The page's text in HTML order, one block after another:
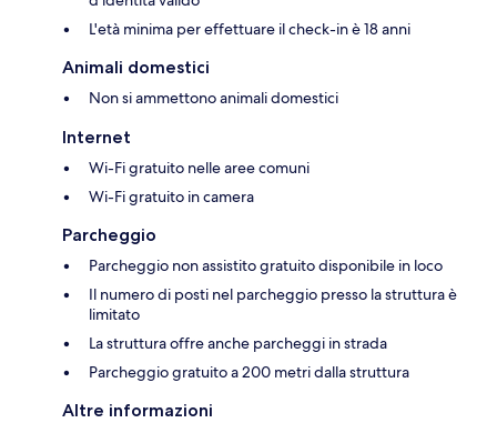
L'età minima per effettuare il check-in è 18 anni
Animali domestici
Non si ammettono animali domestici
Internet
Wi-Fi gratuito nelle aree comuni
Wi-Fi gratuito in camera
Parcheggio
Parcheggio non assistito gratuito disponibile in loco
Il numero di posti nel parcheggio presso la struttura è
limitato
La struttura offre anche parcheggi in strada
Parcheggio gratuito a 200 metri dalla struttura
Altre informazioni